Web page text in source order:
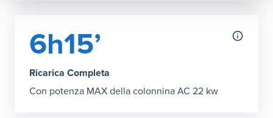
6h15’
Ricarica Completa
Con potenza MAX della colonnina AC 22 kw